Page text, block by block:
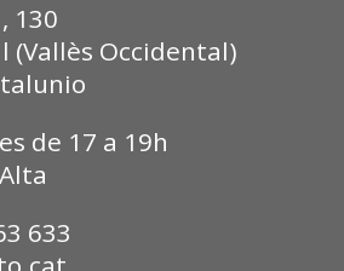
130
(Vallès Occidental)
de 17 a 19h
633